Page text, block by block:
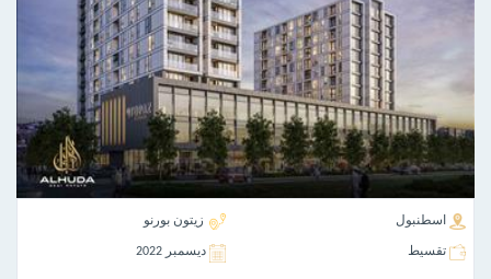
اسطنبول زيتون بورنو
تقسيط ديسمبر 2022